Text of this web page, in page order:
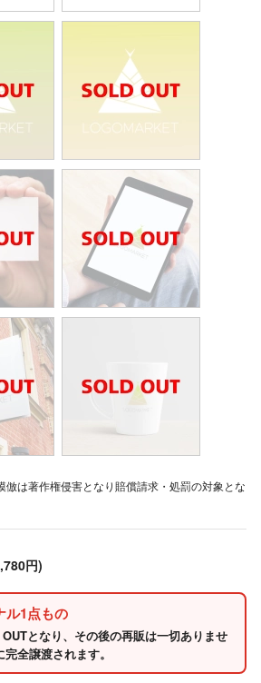
倣は著作権侵害となり賠償請求・処罰の対象とな
円)
ル1点もの
となり、その後の再販は一切ありませ
全譲渡されます。